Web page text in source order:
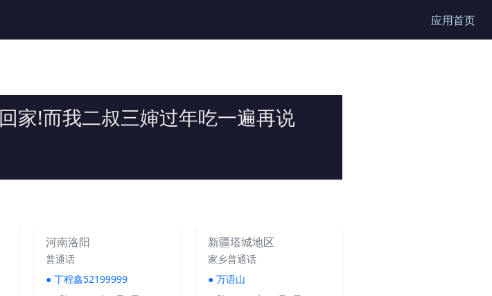
应用首页
家!而我二叔三婶过年吃一遍再说
河南洛阳
普通话
● 丁程鑫52199999
新疆塔城地区
家乡普通话
● 万语山